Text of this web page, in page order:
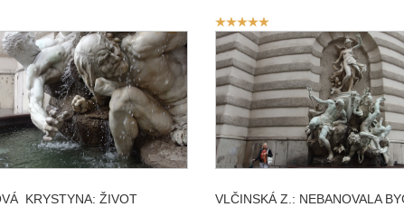
5/5
KRYSTYNA: ŽIVOT
Hodnocení
uživatelů:5/5
VLČINSKÁ Z.: NEBANOVALA